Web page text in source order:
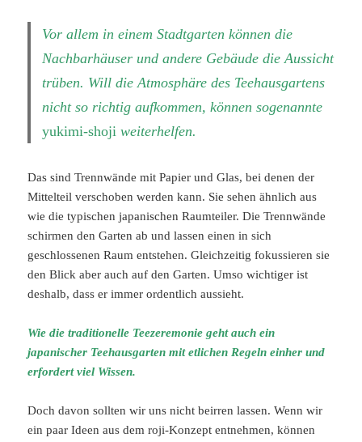
Vor allem in einem Stadtgarten können die
Nachbarhäuser und andere Gebäude die Aussicht
trüben. Will die Atmosphäre des Teehausgartens
nicht so richtig aufkommen, können sogenannte
yukimi-shoji weiterhelfen.
Das sind Trennwände mit Papier und Glas, bei denen der
Mittelteil verschoben werden kann. Sie sehen ähnlich aus
wie die typischen japanischen Raumteiler. Die Trennwände
schirmen den Garten ab und lassen einen in sich
geschlossenen Raum entstehen. Gleichzeitig fokussieren sie
den Blick aber auch auf den Garten. Umso wichtiger ist
deshalb, dass er immer ordentlich aussieht.
Wie die traditionelle Teezeremonie geht auch ein
japanischer Teehausgarten mit etlichen Regeln einher und
erfordert viel Wissen.
Doch davon sollten wir uns nicht beirren lassen. Wenn wir
ein paar Ideen aus dem roji-Konzept entnehmen, können